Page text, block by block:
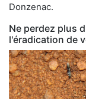
Donzenac.
Ne perdez plus
l'éradication de